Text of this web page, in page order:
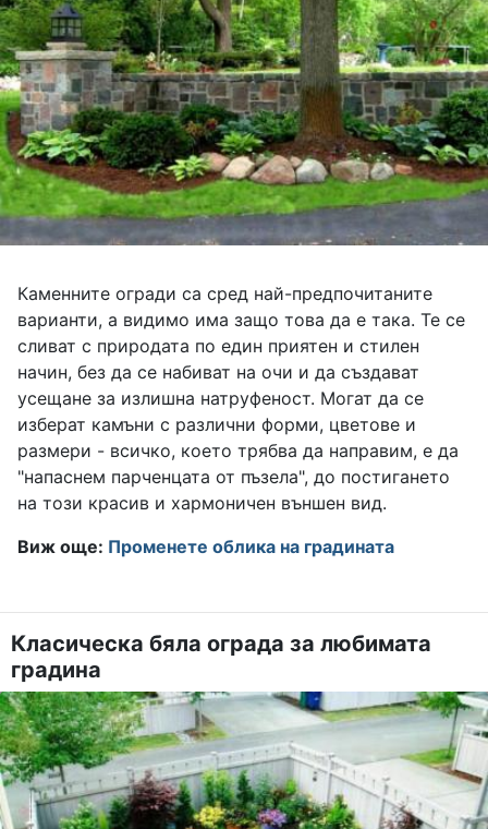
Каменните огради са сред най-предпочитаните
варианти, а видимо има защо това да е така. Те се
сливат с природата по един приятен и стилен
начин, без да се набиват на очи и да създават
усещане за излишна натруфеност. Могат да се
изберат камъни с различни форми, цветове и
размери - всичко, което трябва да направим, е да
"напаснем парченцата от пъзела", до постигането
на този красив и хармоничен външен вид.
Виж още: Променете облика на градината
Класическа бяла ограда за любимата
градина